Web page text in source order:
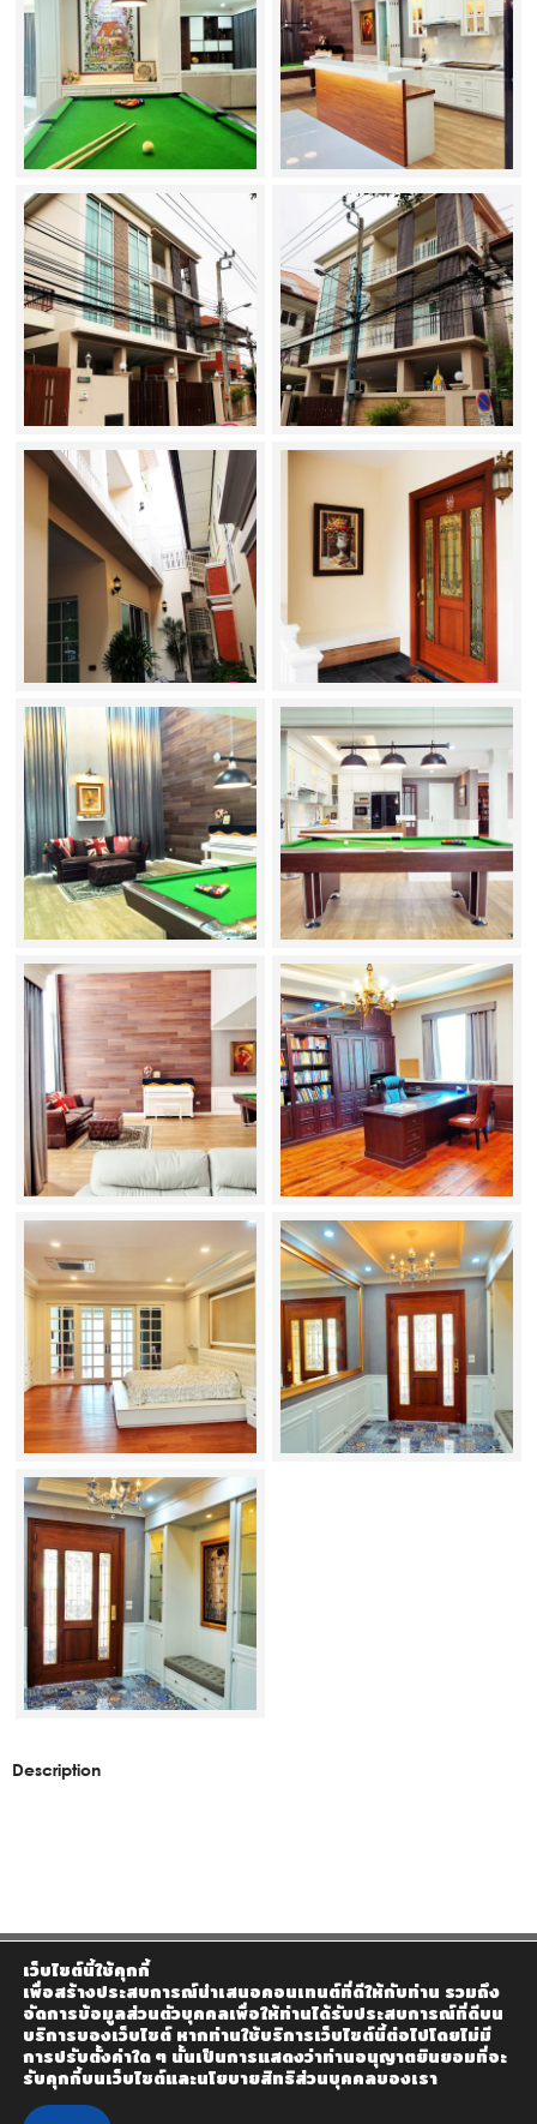
Description
เว็บไซต์นี้ใช้คุกกี้
เพื่อสร้างประสบการณ์นำเสนอคอนเทนต์ที่ดีให้กับท่าน รวมถึง
จัดการข้อมูลส่วนตัวบุคคลเพื่อให้ท่านได้รับประสบการณ์ที่ดีบน
บริการของเว็บไซต์ หากท่านใช้บริการเว็บไซต์นี้ต่อไปโดยไม่มี
การปรับตั้งค่าใด ๆ นั้นเป็นการแสดงว่าท่านอนุญาตยินยอมที่จะ
รับคุกกี้บนเว็บไซต์และนโยบายสิทธิส่วนบุคคลของเรา